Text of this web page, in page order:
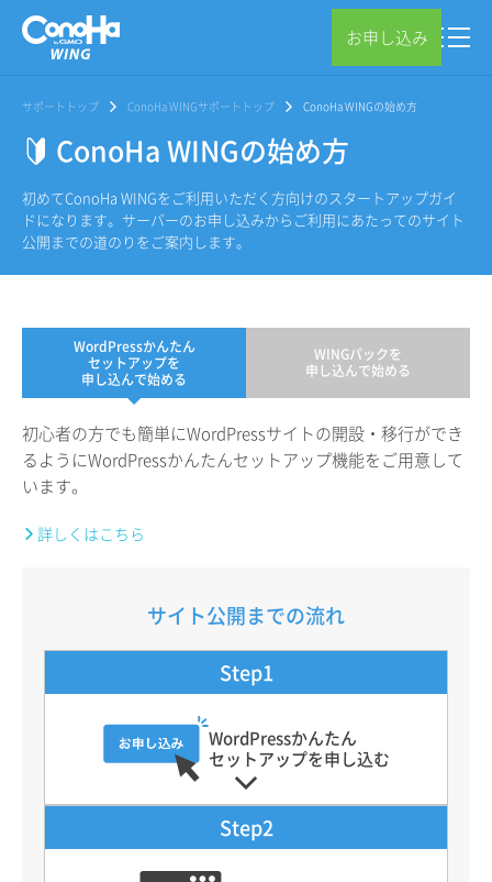
お申し込み
サポートトップ ConoHa WINGサポートトップ ConoHa WINGの始め方
ConoHa WINGの始め方
初めてConoHa WINGをご利用いただく方向けのスタートアップガイ
ドになります。サーバーのお申し込みからご利用にあたってのサイト
公開までの道のりをご案内します。
WordPressかんたん
セットアップを
申し込んで始める
WINGパックを
申し込んで始める
初心者の方でも簡単にWordPressサイトの開設・移行ができ
るようにWordPressかんたんセットアップ機能をご用意して
います。
詳しくはこちら
サイト公開までの流れ
Step1
WordPressかんたん
セットアップを申し込む
Step2